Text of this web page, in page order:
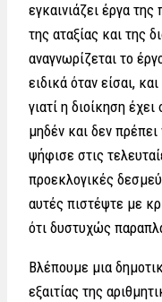
εγκαινιάζει έργα
της αταξίας και της
αναγνωρίζεται το
ειδικά όταν είσαι,
γιατί η διοίκηση
μηδέν και δεν
ψήφισε στις
προεκλογικές
αυτές πιστέψτε με
ότι δυστυχώς
Βλέπουμε μια
εξαιτίας της